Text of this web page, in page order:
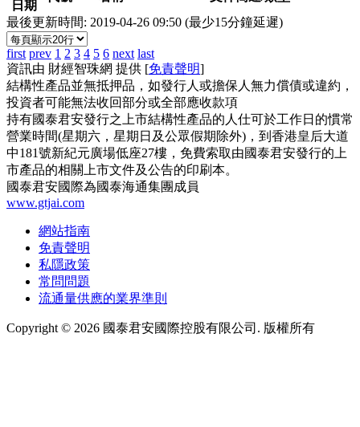
日期
最後更新時間: 2019-04-26 09:50 (最少15分鐘延遲)
first prev 1 2 3 4 5 6 next last
資訊由 財經智珠網 提供 [免責聲明]
結構性產品並無抵押品，如發行人或擔保人無力償債或違約，
投資者可能無法收回部分或全部應收款項
持有國泰君安發行之上市結構性產品的人仕可於工作日的慣常
營業時間(星期六，星期日及公眾假期除外)，到香港皇后大道
中181號新紀元廣場低座27樓，免費索取由國泰君安發行的上
市產品的相關上市文件及公告的印刷本。
國泰君安國際為國泰海通集團成員
www.gtjai.com
網站指南
免責聲明
私隱政策
常問問題
流通量供應的業界準則
Copyright © 2026 國泰君安國際控股有限公司. 版權所有